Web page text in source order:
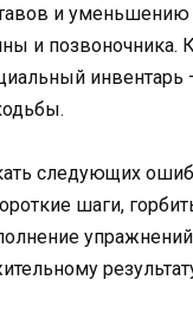
и уменьшению
и позвоночника.
инвентарь
следующих
шаги,